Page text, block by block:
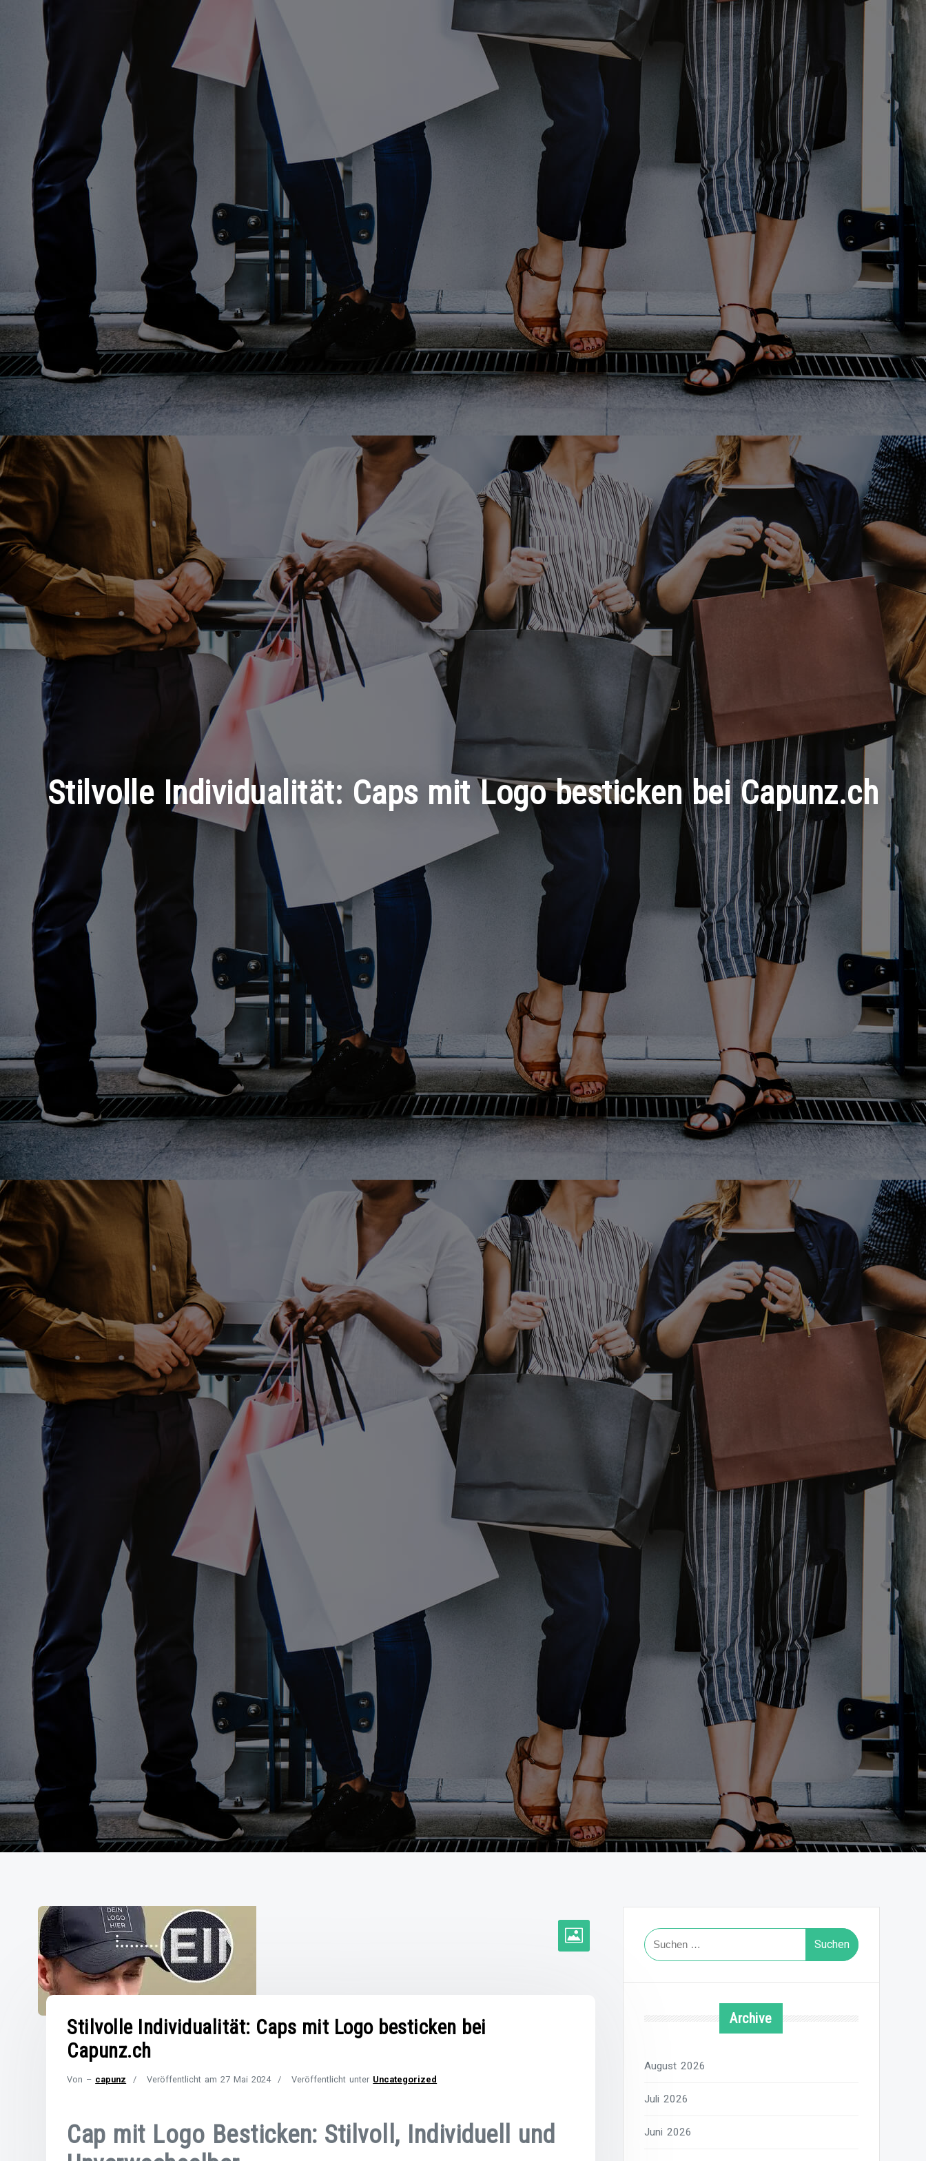
Stilvolle Individualität: Caps mit Logo besticken bei Capunz.ch
Stilvolle Individualität: Caps mit Logo besticken bei
Capunz.ch
Von – capunz Veröffentlicht am27 Mai 2024 Veröffentlicht unter Uncategorized
Cap mit Logo Besticken: Stilvoll, Individuell und
Suchen
nach:
Archive
August 2026
Juli 2026
Juni 2026